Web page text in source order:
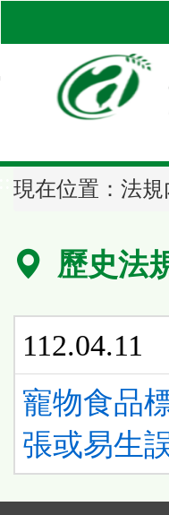
到
區
塊
現在位置： 法規
歷史法
112.04.11
寵物食品
張或易生